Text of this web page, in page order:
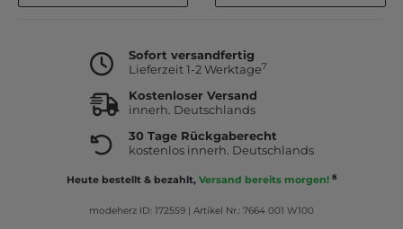
Sofort versandfertig
Lieferzeit 1-2 Werktage7
Kostenloser Versand
innerh. Deutschlands
30 Tage Rückgaberecht
kostenlos innerh. Deutschlands
Heute bestellt & bezahlt, Versand bereits morgen! 8
modeherz ID: 172559 Artikel Nr.: 7664 001 W100